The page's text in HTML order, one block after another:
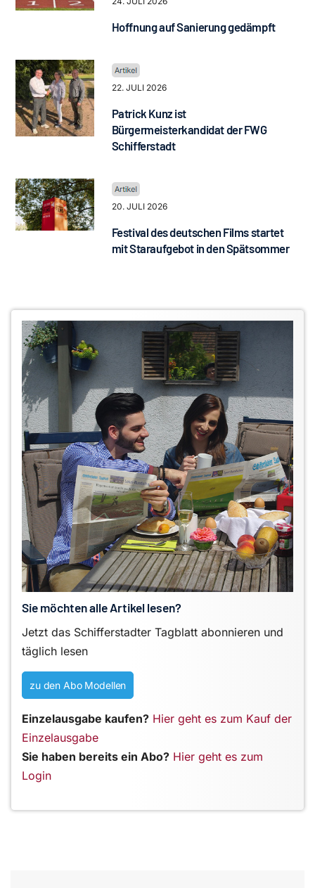
Hoffnung auf Sanierung gedämpft
22. JULI 2026
Patrick Kunz ist
Bürgermeisterkandidat der FWG
Schifferstadt
20. JULI 2026
Festival des deutschen Films startet
mit Staraufgebot in den Spätsommer
Sie möchten alle Artikel lesen?
Jetzt das Schifferstadter Tagblatt abonnieren und
täglich lesen
zu den Abo Modellen
Einzelausgabe kaufen? Hier geht es zum Kauf der
Einzelausgabe
Sie haben bereits ein Abo? Hier geht es zum
Login